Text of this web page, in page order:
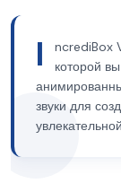
I
ncrediBox
которой
звуки для